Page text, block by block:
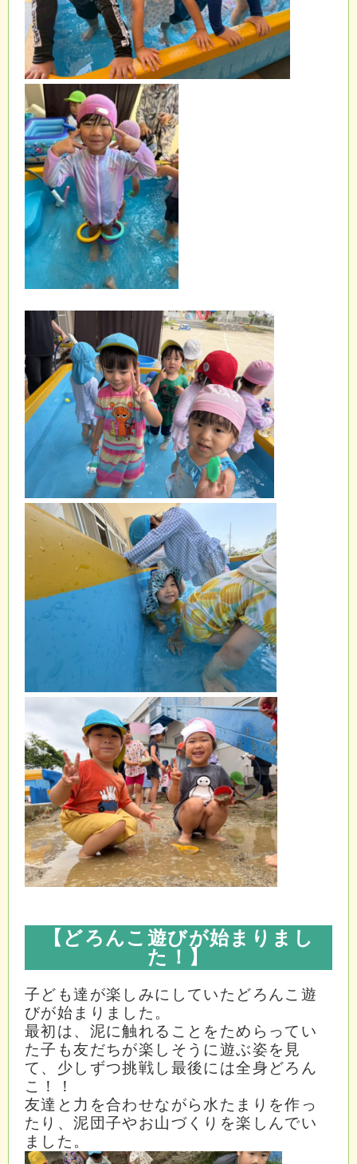
【どろんこ遊びが始まりまし
た！ 】
子ども達が楽しみにしていたどろんこ遊
びが始まりました。
最初は、泥に触れることをためらってい
た子も友だちが楽しそうに遊ぶ姿を見
て、少しずつ挑戦し最後には全身どろん
こ！！
友達と力を合わせながら水たまりを作っ
たり、泥団子やお山づくりを楽しんでい
ました。